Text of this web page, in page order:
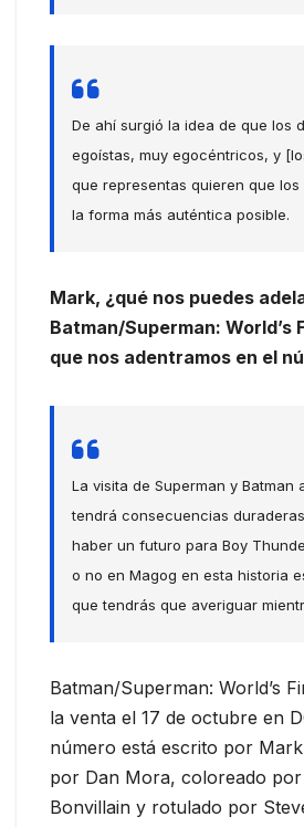
De ahí surgió la idea de que los
egoístas, muy egocéntricos, y
que representas quieren que
la forma más auténtica posible.
Mark, ¿qué nos puedes
Batman/Superman: World’s
que nos adentramos en el
La visita de Superman y Batman
tendrá consecuencias
haber un futuro para Boy
o no en Magog en esta historia
que tendrás que averiguar
Batman/Superman: World’s
la venta el 17 de octubre en
número está escrito por
por Dan Mora, coloreado
Bonvillain y rotulado por